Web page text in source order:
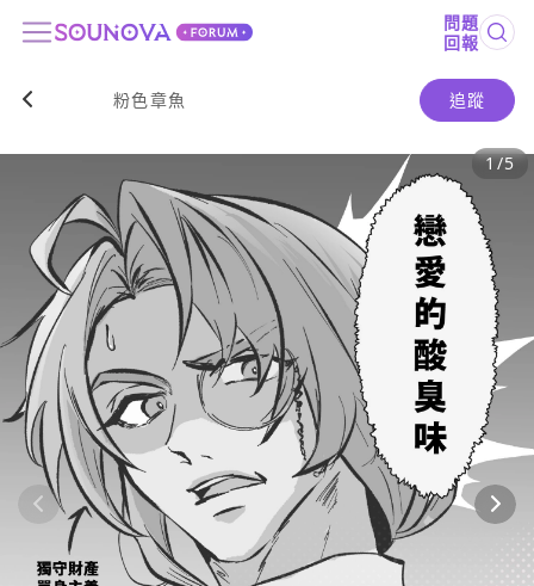
問題
回報
1/5
粉色章魚 追蹤